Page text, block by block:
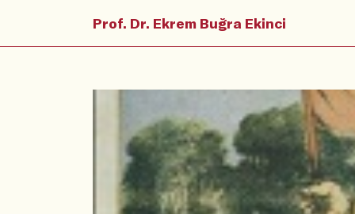
Prof. Dr. Ekrem Buğra Ekinci